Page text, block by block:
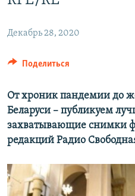
МИР
ГОЛОСА
Декабрь 28, 2020
Поделиться
От хроник пандемии до
Беларуси –​ публикуем
захватывающие снимки
редакций Радио